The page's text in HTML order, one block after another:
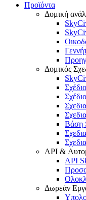
Προϊόντα
Δομική
Δομικός
Βάση
API &
API
Δωρεάν